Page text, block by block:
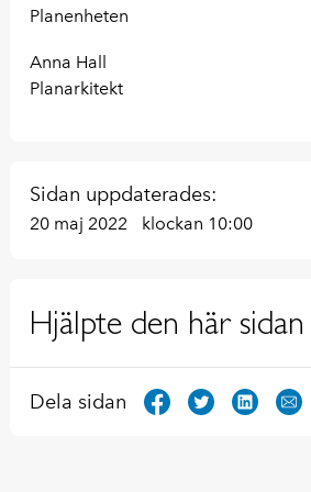
Planenheten
Anna Hall
Planarkitekt
Sidan uppdaterades:
20 maj 2022 klockan 10:00
Hjälpte den här sidan
Dela sidan